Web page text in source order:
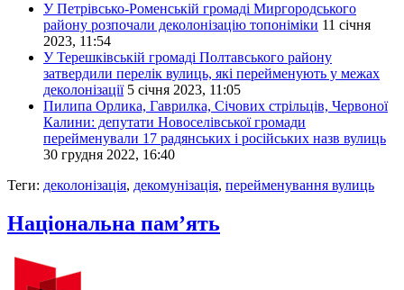
У Петрівсько-Роменській громаді Миргородського
району розпочали деколонізацію топоніміки 11 січня
2023, 11:54
У Терешківській громаді Полтавського району
затвердили перелік вулиць, які перейменують у межах
деколонізації 5 січня 2023, 11:05
Пилипа Орлика, Гаврилка, Січових стрільців, Червоної
Калини: депутати Новоселівської громади
перейменували 17 радянських і російських назв вулиць
30 грудня 2022, 16:40
Теги: деколонізація, декомунізація, перейменування вулиць
Національна пам’ять